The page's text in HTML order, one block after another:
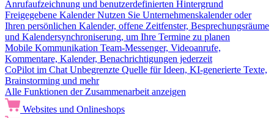
Anrufaufzeichnung und benutzerdefinierten Hintergrund
Freigegebene Kalender Nutzen Sie Unternehmenskalender oder
Ihren persönlichen Kalender, offene Zeitfenster, Besprechungsräume
und Kalendersynchroniserung, um Ihre Termine zu planen
Mobile Kommunikation Team-Messenger, Videoanrufe,
Kommentare, Kalender, Benachrichtigungen jederzeit
CoPilot im Chat Unbegrenzte Quelle für Ideen, KI-generierte Texte,
Brainstorming und mehr
Alle Funktionen der Zusammenarbeit anzeigen
Websites und Onlineshops